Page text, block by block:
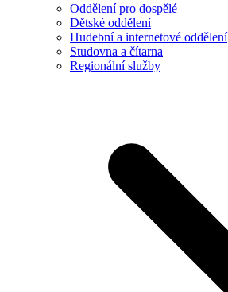
Oddělení pro dospělé
Dětské oddělení
Hudební a internetové oddělení
Studovna a čítarna
Regionální služby